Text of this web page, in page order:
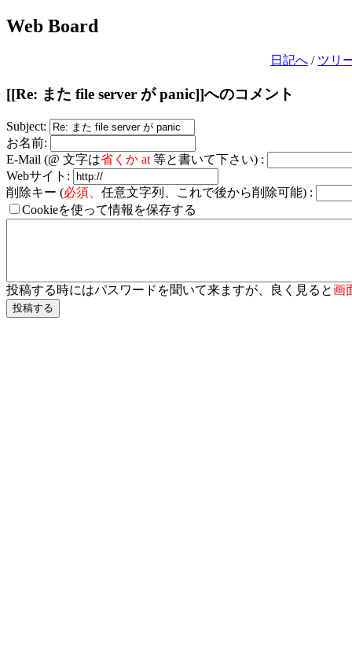
Web Board
日記へ / ツリ
[[Re: また file server が panic]]へのコメント
Subject:
お名前:
E-Mail (@ 文字は省くか at 等と書いて下さい) :
Webサイト:
削除キー (必須、 任意文字列、これで後から削除可能) :
Cookieを使って情報を保存する
投稿する時にはパスワードを聞いて来ますが、良く見ると画